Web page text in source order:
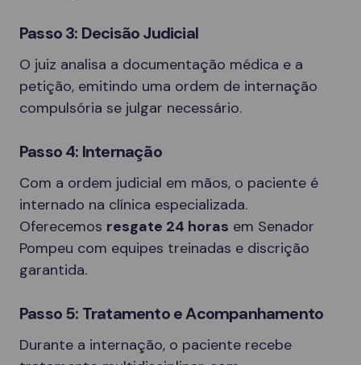
Passo 3: Decisão Judicial
O juiz analisa a documentação médica e a
petição, emitindo uma ordem de internação
compulsória se julgar necessário.
Passo 4: Internação
Com a ordem judicial em mãos, o paciente é
internado na clínica especializada.
Oferecemos resgate 24 horas em Senador
Pompeu com equipes treinadas e discrição
garantida.
Passo 5: Tratamento e Acompanhamento
Durante a internação, o paciente recebe